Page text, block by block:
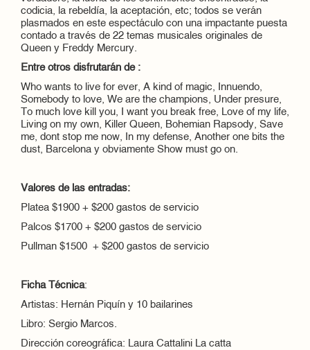
codicia, la rebeldía, la aceptación, etc; todos se verán
plasmados en este espectáculo con una impactante puesta
contado a través de 22 temas musicales originales de
Queen y Freddy Mercury.
Entre otros disfrutarán de :
Who wants to live for ever, A kind of magic, Innuendo,
Somebody to love, We are the champions, Under presure,
To much love kill you, I want you break free, Love of my life,
Living on my own, Killer Queen, Bohemian Rapsody, Save
me, dont stop me now, In my defense, Another one bits the
dust, Barcelona y obviamente Show must go on.
Valores de las entradas:
Platea $1900 + $200 gastos de servicio
Palcos $1700 + $200 gastos de servicio
Pullman $1500 + $200 gastos de servicio
Ficha Técnica:
Artistas: Hernán Piquín y 10 bailarines
Libro: Sergio Marcos.
Dirección coreográfica: Laura Cattalini La catta